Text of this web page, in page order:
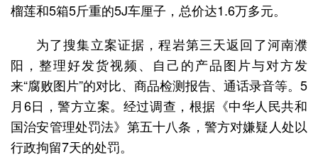
榴莲和5箱5斤重的5J车厘子，总价达1.6万多元。
为了搜集立案证据，程岩第三天返回了河南濮
阳，整理好发货视频、自己的产品图片与对方发
来“腐败图片”的对比、商品检测报告、通话录音等。5
月6日，警方立案。经过调查，根据《中华人民共和
国治安管理处罚法》第五十八条，警方对嫌疑人处以
行政拘留7天的处罚。